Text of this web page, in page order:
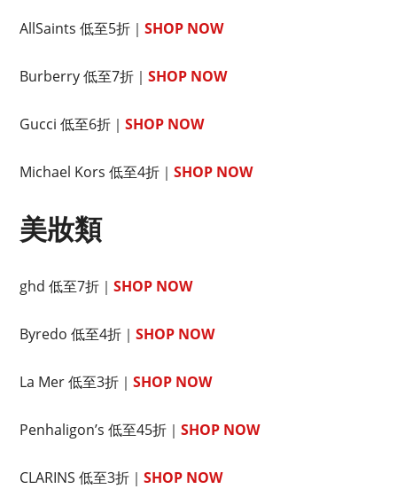
AllSaints 低至5折｜SHOP NOW
Burberry 低至7折｜SHOP NOW
Gucci 低至6折｜SHOP NOW
Michael Kors 低至4折｜SHOP NOW
美妝類
ghd 低至7折｜SHOP NOW
Byredo 低至4折｜SHOP NOW
La Mer 低至3折｜SHOP NOW
Penhaligon’s 低至45折｜SHOP NOW
CLARINS 低至3折｜SHOP NOW